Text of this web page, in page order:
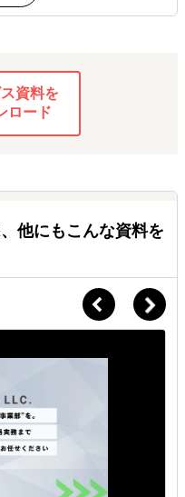
資料を
ロード
他にもこんな資料を